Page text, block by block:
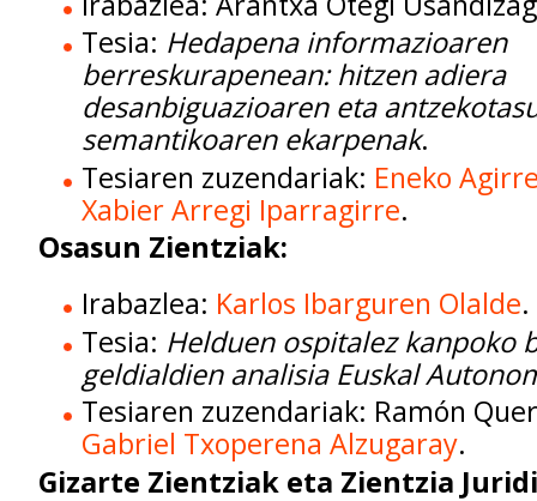
Tesia: Hedapena informazioaren
berreskurapenean: hitzen adiera
desanbiguazioaren eta
semantikoaren ekarpenak.
Tesiaren zuzendariak: Eneko
Xabier Arregi Iparragirre.
Osasun Zientziak:
Irabazlea: Karlos Ibarguren Olalde.
Tesia: Helduen ospitalez kanpoko
geldialdien analisia Euskal
Tesiaren zuzendariak: Ramón
Gabriel Txoperena Alzugaray.
Gizarte Zientziak eta Zientzia